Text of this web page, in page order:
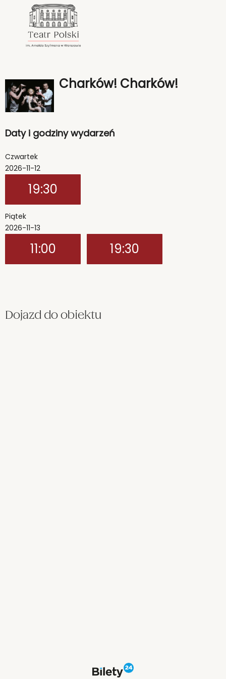
Charków! Charków!
Daty i godziny wydarzeń
Czwartek
2026-11-12
19:30
Piątek
2026-11-13
11:00 19:30
Dojazd do obiektu